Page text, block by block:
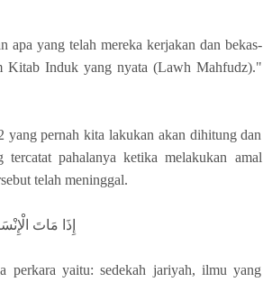
yang telah mereka kerjakan dan bekas-
Kitab Induk yang nyata (Lawh Mahfudz)."
yang pernah kita lakukan akan dihitung dan
pahalanya ketika melakukan amal
telah meninggal.
إِذَا مَاتَ
perkara yaitu: sedekah jariyah, ilmu yang